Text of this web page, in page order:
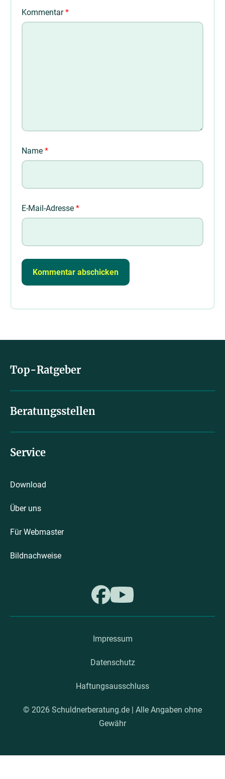
Kommentar*
Name *
E-Mail-Adresse *
Top-Ratgeber
Beratungsstellen
Service
Download
Über uns
Für Webmaster
Bildnachweise
Impressum
Datenschutz
Haftungsausschluss
© 2026 Schuldnerberatung.de | Alle Angaben ohne
Gewähr